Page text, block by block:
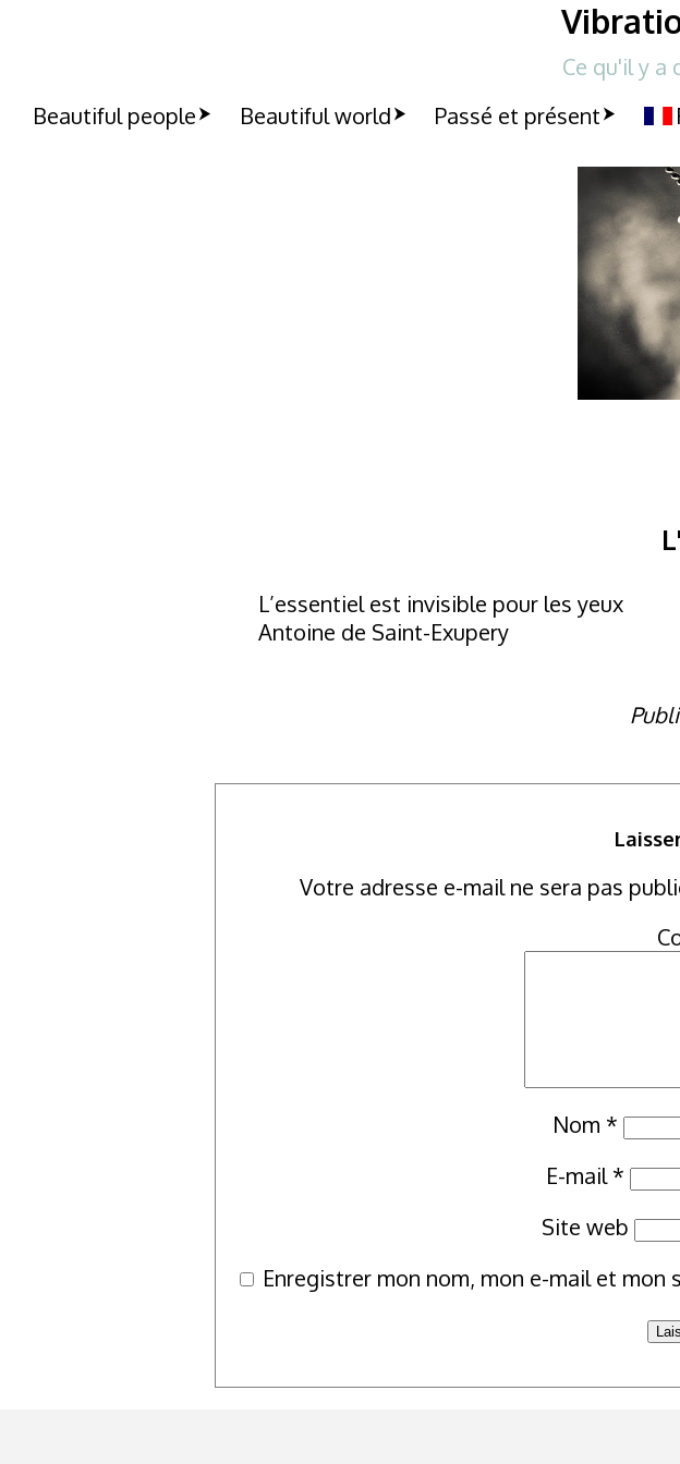
Ce qu'il y a
Beautiful people
Beautiful world Passé et présent
L’essentiel est invisible pour les yeux
Antoine de Saint-Exupery
Votre adresse e-mail ne sera pas
Nom *
E-mail*
Site web
Enregistrer mon nom, mon e-mail et